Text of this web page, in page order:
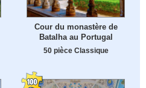
Cour du monastère de
Batalha au Portugal
50 pièce Classique